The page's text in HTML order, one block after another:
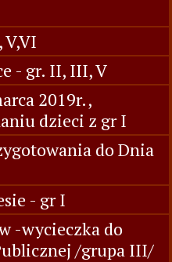
V,VI
- gr. II, III, V
2019r.,
dzieci z gr I
do Dnia
- gr I
-wycieczka do
/grupa III/